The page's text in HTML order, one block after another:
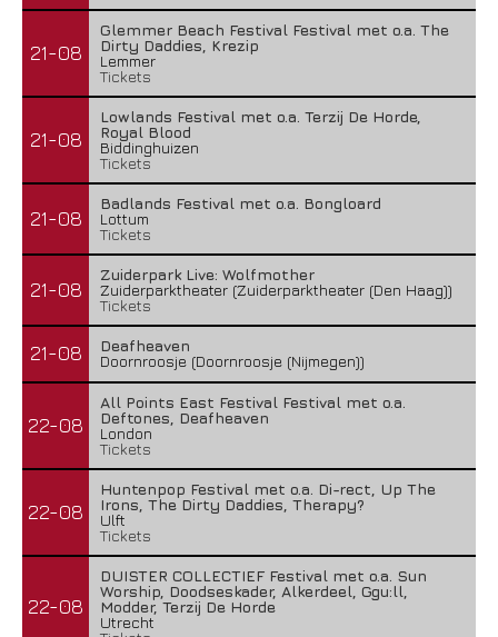
21-08
Glemmer Beach Festival Festival met o.a. The
Dirty Daddies, Krezip
Lemmer
Tickets
21-08
Lowlands Festival met o.a. Terzij De Horde,
Royal Blood
Biddinghuizen
Tickets
21-08
Badlands Festival met o.a. Bongloard
Lottum
Tickets
21-08
Zuiderpark Live: Wolfmother
Zuiderparktheater (Zuiderparktheater (Den Haag))
Tickets
21-08
Deafheaven
Doornroosje (Doornroosje (Nijmegen))
22-08
All Points East Festival Festival met o.a.
Deftones, Deafheaven
London
Tickets
22-08
Huntenpop Festival met o.a. Di-rect, Up The
Irons, The Dirty Daddies, Therapy?
Ulft
Tickets
22-08
DUISTER COLLECTIEF Festival met o.a. Sun
Worship, Doodseskader, Alkerdeel, Ggu:ll,
Modder, Terzij De Horde
Utrecht